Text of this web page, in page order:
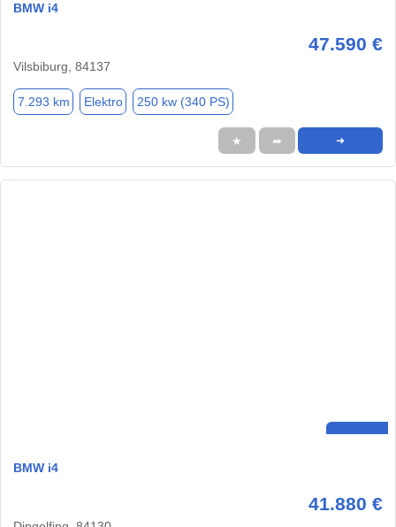
BMW i4
47.590 €
Vilsbiburg, 84137
7.293 km Elektro 250 kw (340 PS)
★ ➦ ➜
BMW i4
41.880 €